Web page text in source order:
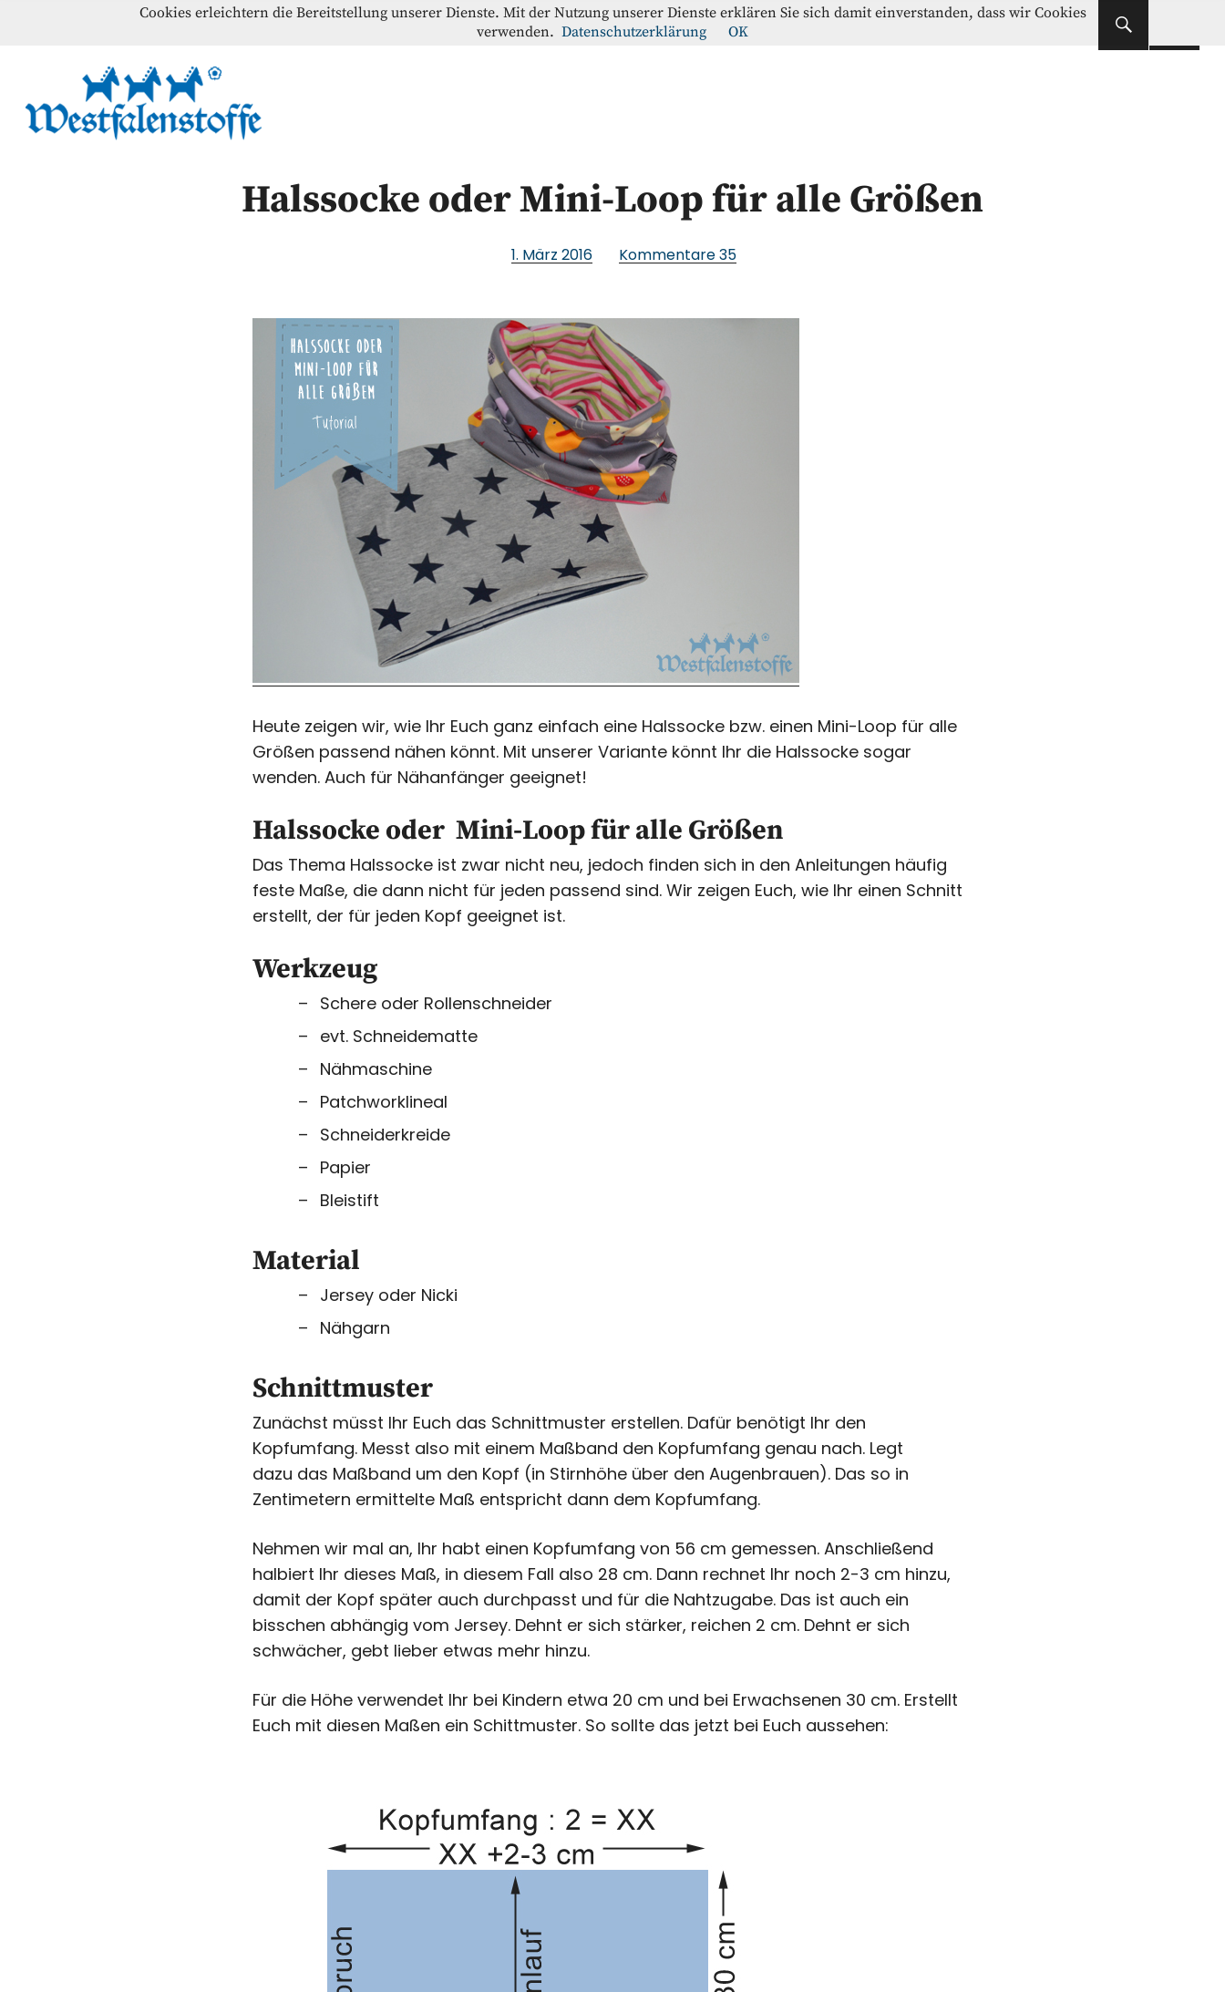
Westfalenstoffe-Blog
InstagramFacebook
Halssocke oder Mini-Loop für alle Größen
1. März 2016 Kommentare35
Heute zeigen wir, wie Ihr Euch ganz einfach eine Halssocke bzw. einen Mini-Loop für alle
Größen passend nähen könnt. Mit unserer Variante könnt Ihr die Halssocke sogar
wenden. Auch für Nähanfänger geeignet!
Halssocke oder Mini-Loop für alle Größen
Das Thema Halssocke ist zwar nicht neu, jedoch finden sich in den Anleitungen häufig
feste Maße, die dann nicht für jeden passend sind. Wir zeigen Euch, wie Ihr einen Schnitt
erstellt, der für jeden Kopf geeignet ist.
Werkzeug
Schere oder Rollenschneider
evt. Schneidematte
Nähmaschine
Patchworklineal
Schneiderkreide
Papier
Bleistift
Material
Jersey oder Nicki
Nähgarn
Schnittmuster
Zunächst müsst Ihr Euch das Schnittmuster erstellen. Dafür benötigt Ihr den
Kopfumfang. Messt also mit einem Maßband den Kopfumfang genau nach. Legt
dazu das Maßband um den Kopf (in Stirnhöhe über den Augenbrauen). Das so in
Zentimetern ermittelte Maß entspricht dann dem Kopfumfang.
Nehmen wir mal an, Ihr habt einen Kopfumfang von 56 cm gemessen. Anschließend
halbiert Ihr dieses Maß, in diesem Fall also 28 cm. Dann rechnet Ihr noch 2-3 cm hinzu,
damit der Kopf später auch durchpasst und für die Nahtzugabe. Das ist auch ein
bisschen abhängig vom Jersey. Dehnt er sich stärker, reichen 2 cm. Dehnt er sich
schwächer, gebt lieber etwas mehr hinzu.
Für die Höhe verwendet Ihr bei Kindern etwa 20 cm und bei Erwachsenen 30 cm. Erstellt
Euch mit diesen Maßen ein Schittmuster. So sollte das jetzt bei Euch aussehen:
Cookies erleichtern die Bereitstellung unserer Dienste. Mit der Nutzung unserer Dienste erklären Sie sich damit einverstanden, dass wir Cookies
verwenden. Datenschutzerklärung OK